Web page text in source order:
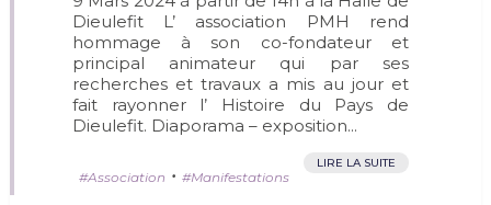
Dieulefit L’ association PMH rend
hommage à son co-fondateur et
principal animateur qui par ses
recherches et travaux a mis au jour et
fait rayonner l’ Histoire du Pays de
Dieulefit. Diaporama – exposition...
LIRE LA SUITE
Association • Manifestations